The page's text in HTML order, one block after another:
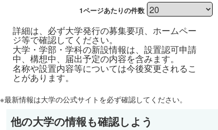
1ページあたりの件数
詳細は、必ず大学発行の募集要項、ホームペー
ジ等で確認してください。
大学・学部・学科の新設情報は、設置認可申請
中、構想中、届出予定の内容を含みます。
名称や設置内容等については今後変更されるこ
とがあります。
※最新情報は大学の公式サイトを必ず確認してください。
他の大学の情報も確認しよう